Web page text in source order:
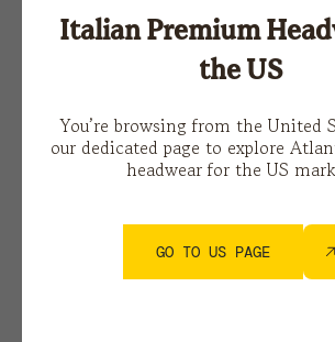
Questo sito è protetto da reCAPTCHA
Norme sulla privacye iTermini di
Potrebbe interessarti anche…
Italian Premium
the US
You’re browsing from the United
our dedicated page to explore
headwear for the US
GO TO US PAGE